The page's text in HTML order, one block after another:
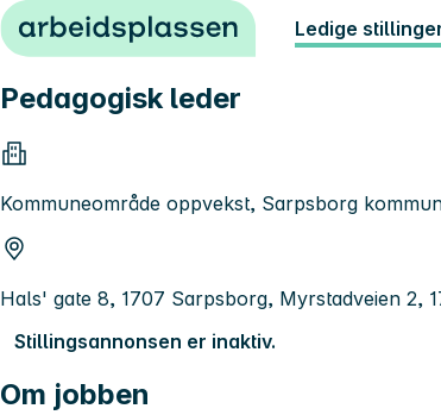
Hopp til innhold Ledige
Pedagogisk leder
Kommuneområde oppvekst, Sarpsborg
Hals' gate 8, 1707 Sarpsborg, Myrstadveien 2,
Stillingsannonsen er inaktiv.
Om jobben